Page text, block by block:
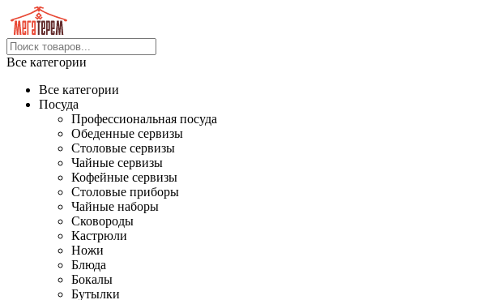
Все категории
Все категории
Посуда
Профессиональная посуда
Обеденные сервизы
Столовые сервизы
Чайные сервизы
Кофейные сервизы
Столовые приборы
Чайные наборы
Сковороды
Кастрюли
Ножи
Блюда
Бокалы
Бутылки